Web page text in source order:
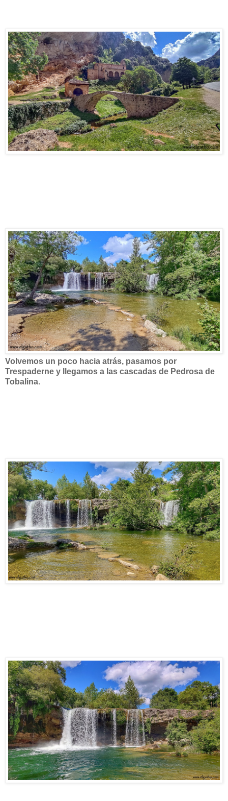
Volvemos un poco hacia atrás, pasamos por
Trespaderne y llegamos a las cascadas de Pedrosa de
Tobalina.